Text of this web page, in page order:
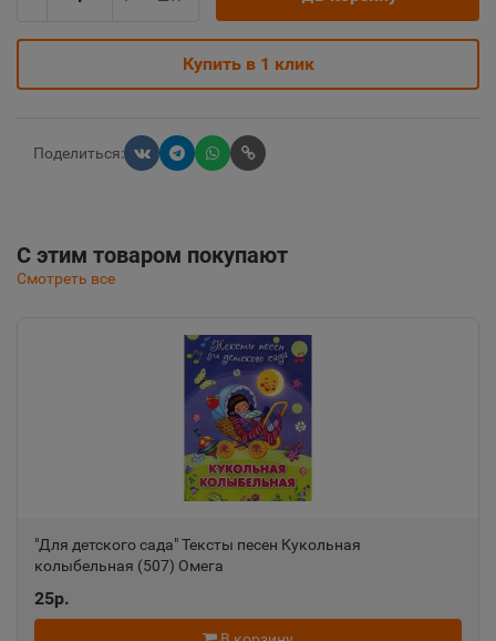
Купить в 1 клик
Поделиться:
С этим товаром покупают
Смотреть все
"Для детского сада" Тексты песен Кукольная
колыбельная (507) Омега
25р.